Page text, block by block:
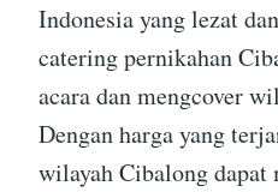
Indonesia yang lezat
catering pernikahan
acara dan mengcover
Dengan harga yang
wilayah Cibalong